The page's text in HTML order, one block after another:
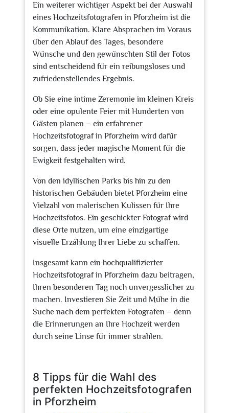
Ein weiterer wichtiger Aspekt bei der Auswahl
eines Hochzeitsfotografen in Pforzheim ist die
Kommunikation. Klare Absprachen im Voraus
über den Ablauf des Tages, besondere
Wünsche und den gewünschten Stil der Fotos
sind entscheidend für ein reibungsloses und
zufriedenstellendes Ergebnis.
Ob Sie eine intime Zeremonie im kleinen Kreis
oder eine opulente Feier mit Hunderten von
Gästen planen – ein erfahrener
Hochzeitsfotograf in Pforzheim wird dafür
sorgen, dass jeder magische Moment für die
Ewigkeit festgehalten wird.
Von den idyllischen Parks bis hin zu den
historischen Gebäuden bietet Pforzheim eine
Vielzahl von malerischen Kulissen für Ihre
Hochzeitsfotos. Ein geschickter Fotograf wird
diese Orte nutzen, um eine einzigartige
visuelle Erzählung Ihrer Liebe zu schaffen.
Insgesamt kann ein hochqualifizierter
Hochzeitsfotograf in Pforzheim dazu beitragen,
Ihren besonderen Tag noch unvergesslicher zu
machen. Investieren Sie Zeit und Mühe in die
Suche nach dem perfekten Fotografen – denn
die Erinnerungen an Ihre Hochzeit werden
durch seine Linse für immer strahlen.
8 Tipps für die Wahl des
perfekten Hochzeitsfotografen
in Pforzheim